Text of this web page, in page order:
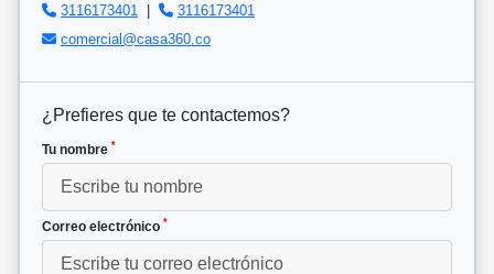
3116173401
|
3116173401
comercial@casa360.co
¿Prefieres que te contactemos?
Tu nombre *
Correo electrónico *